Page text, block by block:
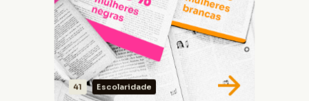
41 Escolaridade
VER DADOS